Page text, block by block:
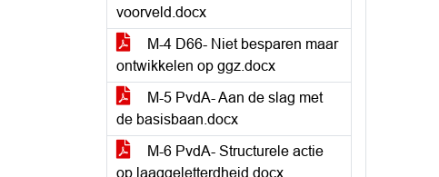
voorveld.docx
M-4 D66- Niet besparen maar
ontwikkelen op ggz.docx
M-5 PvdA- Aan de slag met
de basisbaan.docx
M-6 PvdA- Structurele actie
op laaggeletterdheid.docx